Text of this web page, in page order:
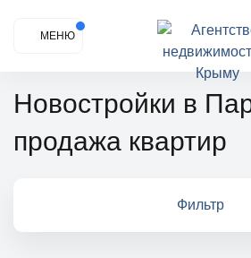
МЕНЮ
Новостройки в Партените
продажа квартир
Фильтр